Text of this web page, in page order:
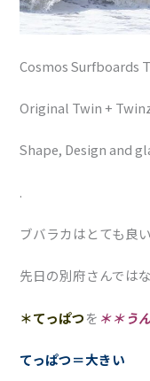
Cosmos Surfboards
Original Twin +
Shape, Design and
.
ブバラカはとても良い
先日の別府さんではな
＊てっぱつを ＊＊う
てっぱつ＝大きい